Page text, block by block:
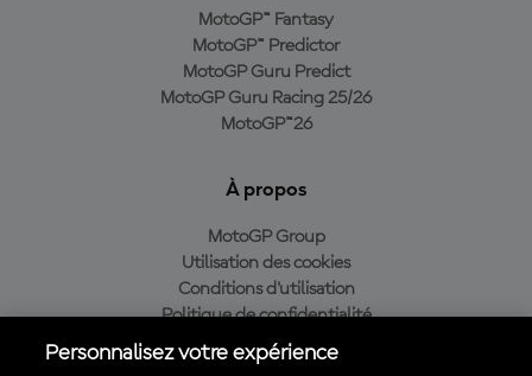
MotoGP™ Fantasy
MotoGP™ Predictor
MotoGP Guru Predict
MotoGP Guru Racing 25/26
MotoGP™26
À propos
MotoGP Group
Utilisation des cookies
Conditions d'utilisation
Politique de confidentialité
Politique d’achat
Personnalisez votre expérience